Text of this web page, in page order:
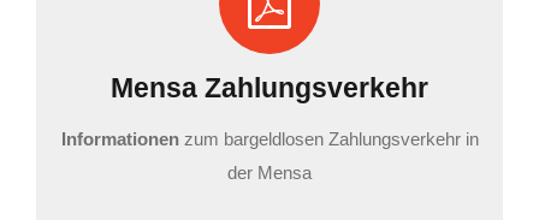
Mensa Zahlungsverkehr
Informationenzum bargeldlosen Zahlungsverkehr in
der Mensa